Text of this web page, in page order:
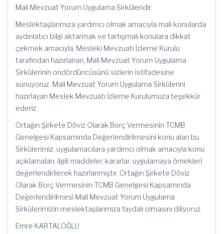
Mali Mevzuat Yorum Uygulama Sirküleridir.
Meslektaşlarımıza yardımcı olmak amacıyla mali konularda
aydınlatıcı bilgi aktarmak ve tartışmalı konulara dikkat
çekmek amacıyla, Mesleki Mevzuatı İzleme Kurulu
tarafından hazırlanan, Mali Mevzuat Yorum Uygulama
Sirkülerinin ondördüncüsünü sizlerin istifadesine
sunuyoruz. Mali Mevzuat Yorum Uygulama Sirkülerini
hazırlayan Meslek Mevzuatı İzleme Kurulumuza teşekkür
ederiz.
Ortağın Şirkete Döviz Olarak Borç Vermesinin TCMB
Genelgesi Kapsamında Değerlendirilmesini konu alan bu
Sirkülerimiz, uygulamacılara yardımcı olmak amacıyla konu
açıklamaları, ilgili maddeler, kararlar, uygulamaya örnekleri
değerlendirilerek hazırlanmıştır. Ortağın Şirkete Döviz
Olarak Borç Vermesinin TCMB Genelgesi Kapsamında
Değerlendirilmesi Mali Mevzuat Yorum Uygulama
Sirkülerimizin meslektaşlarımıza faydalı olmasını diliyoruz.
Emre KARTALOĞLU